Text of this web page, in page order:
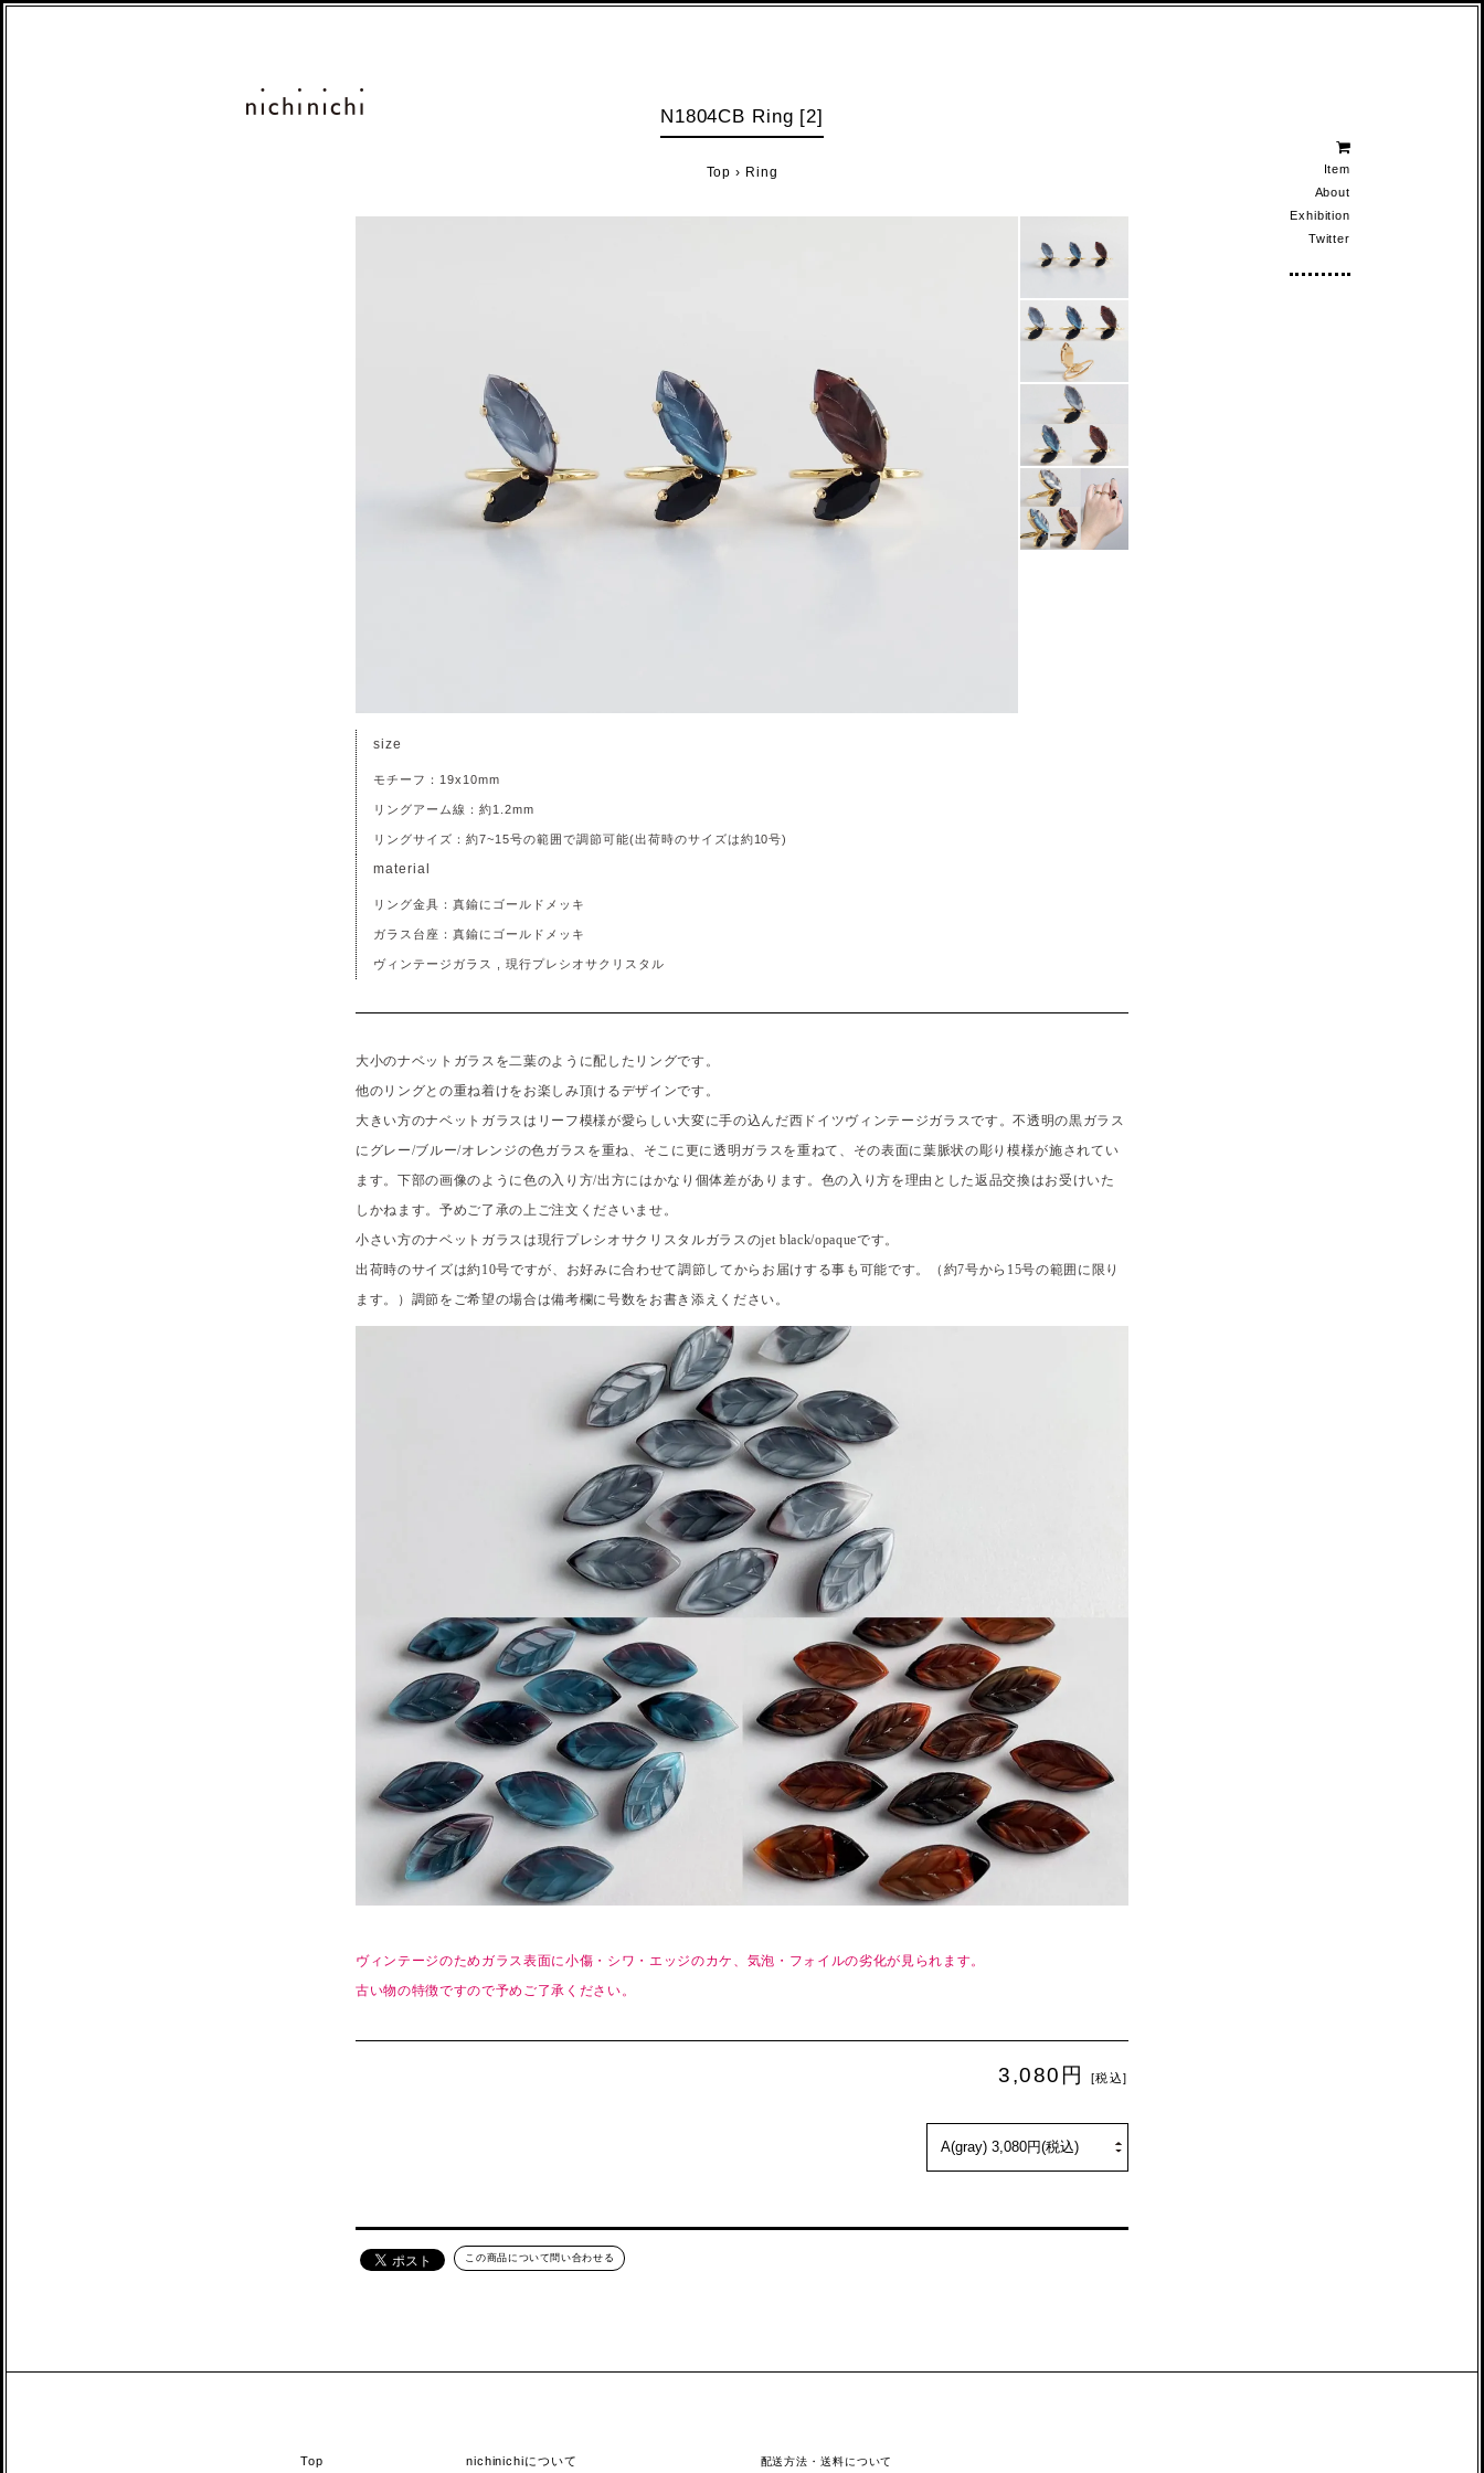
Item
About
Exhibition
Twitter
N1804CB Ring [2]
Top › Ring
size
モチーフ：19x10mm
リングアーム線：約1.2mm
リングサイズ：約7~15号の範囲で調節可能(出荷時のサイズは約10号)
material
リング金具：真鍮にゴールドメッキ
ガラス台座：真鍮にゴールドメッキ
ヴィンテージガラス , 現行プレシオサクリスタル
大小のナベットガラスを二葉のように配したリングです。
他のリングとの重ね着けをお楽しみ頂けるデザインです。
大きい方のナベットガラスはリーフ模様が愛らしい大変に手の込んだ西ドイツヴィンテージガラスです。不透明の黒ガラス
にグレー/ブルー/オレンジの色ガラスを重ね、そこに更に透明ガラスを重ねて、その表面に葉脈状の彫り模様が施されてい
ます。下部の画像のように色の入り方/出方にはかなり個体差があります。色の入り方を理由とした返品交換はお受けいた
しかねます。予めご了承の上ご注文くださいませ。
小さい方のナベットガラスは現行プレシオサクリスタルガラスのjet black/opaqueです。
出荷時のサイズは約10号ですが、お好みに合わせて調節してからお届けする事も可能です。（約7号から15号の範囲に限り
ます。）調節をご希望の場合は備考欄に号数をお書き添えください。
ヴィンテージのためガラス表面に小傷・シワ・エッジのカケ、気泡・フォイルの劣化が見られます。
古い物の特徴ですので予めご了承ください。
3,080円 [税込]
この商品について問い合わせる
Top nichinichiについて 配送方法・送料について